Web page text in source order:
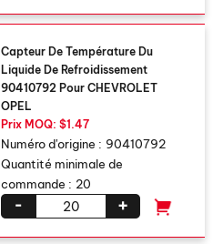
Capteur De Température Du
Liquide De Refroidissement
90410792 Pour CHEVROLET
OPEL
Prix ​​MOQ: $1.47
Numéro d'origine : 90410792
Quantité minimale de
commande : 20
+
-